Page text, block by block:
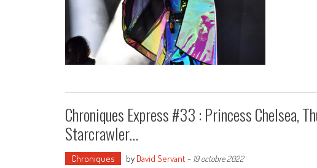
Chroniques Express #33 : Princess Chelsea,
Starcrawler…
Chroniques by David Servant- 19 octobre 2022